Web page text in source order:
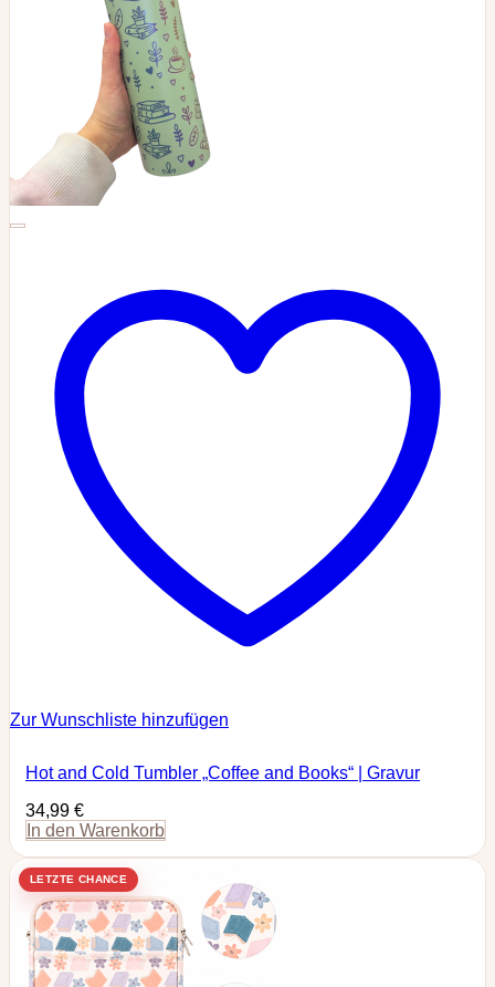
Zur Wunschliste hinzufügen
Hot and Cold Tumbler „Coffee and Books“ | Gravur
34,99 €
In den Warenkorb
LETZTE CHANCE